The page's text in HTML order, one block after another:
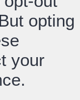
opting
your